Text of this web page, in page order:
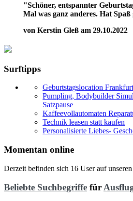
"Schöner, entspannter
Mal was ganz anderes. Hat
von Kerstin Gleß am 29.10.2022
Surftipps
Geburtstagslocation Frankfurt
Pumpling, Bodybuilder
Satzpause
Kaffeevollautomaten
Technik leasen statt kaufen
Personalisierte Liebes-
Momentan online
Derzeit befinden sich 16 User auf unseren
Beliebte Suchbegriffe für